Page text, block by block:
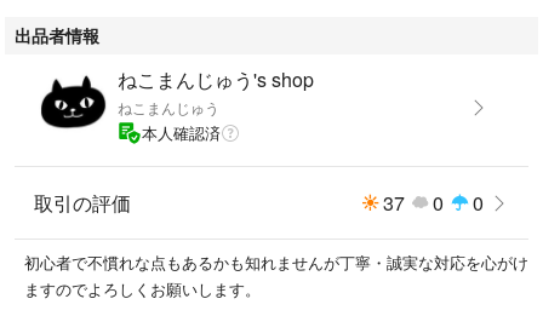
出品者情報
ねこまんじゅう's shop
ねこまんじゅう
本人確認済
取引の評価 37 0 0
初心者で不慣れな点もあるかも知れませんが丁寧・誠実な対応を心がけ
ますのでよろしくお願いします。